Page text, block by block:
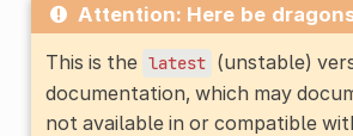
Attention: Here be
This is the latest (unstable)
documentation, which may
not available in or compatible